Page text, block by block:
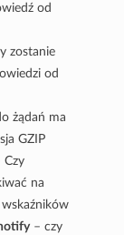
od
zostanie
od
żądań ma
GZIP
na
– czy